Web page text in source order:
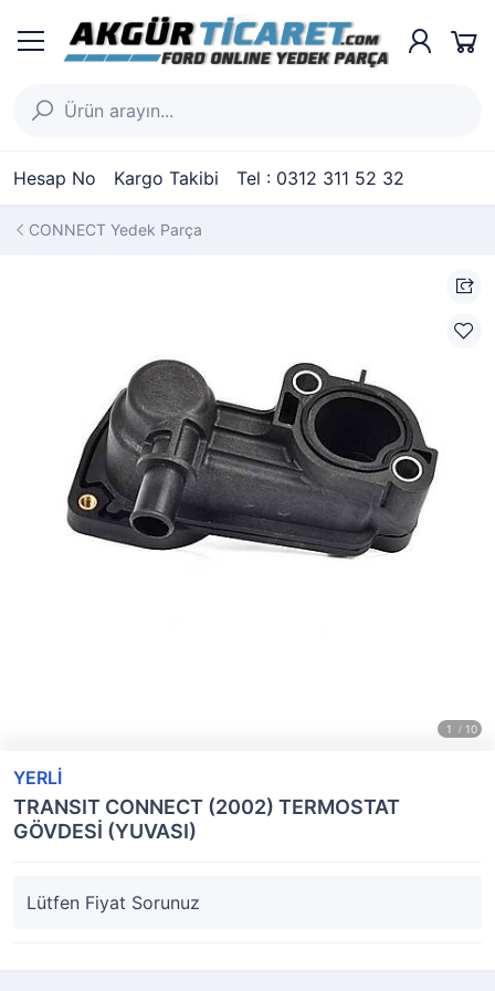
Hesap No Kargo Takibi Tel : 0312 311 52 32
CONNECT Yedek Parça
YERLİ
TRANSIT CONNECT (2002) TERMOSTAT
GÖVDESİ (YUVASI)
Lütfen Fiyat Sorunuz